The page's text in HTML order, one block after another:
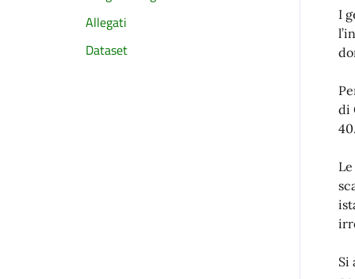
Allegati
Dataset
I
di
Si